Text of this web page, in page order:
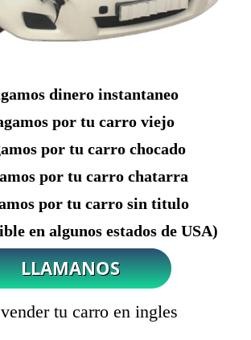
dinero instantaneo
por tu carro viejo
por tu carro chocado
por tu carro chatarra
por tu carro sin titulo
en algunos estados de USA)
tu carro en ingles